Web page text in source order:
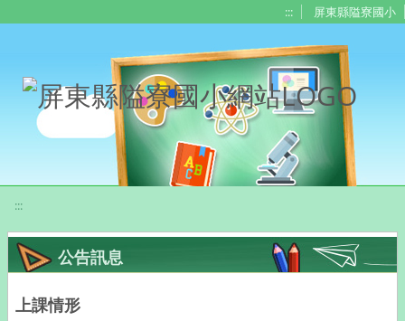
::: 屏東縣隘寮國小
:::
公告訊息
上課情形